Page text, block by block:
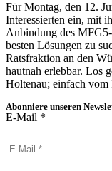
Für Montag, den 12.
Interessierten ein, mit
Anbindung des
besten Lösungen zu
Ratsfraktion an den
hautnah erlebbar. Los
Holtenau; einfach vom
Abonniere unseren
E-Mail *